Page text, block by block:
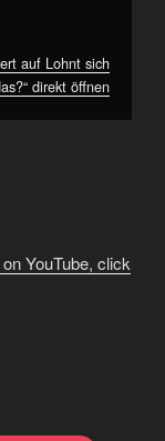
auf Lohnt sich
direkt öffnen
YouTube, click